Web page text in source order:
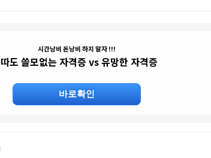
시간낭비 돈낭비 하지 말자 !!!
따도 쓸모없는 자격증 vs 유망한 자격증
바로확인